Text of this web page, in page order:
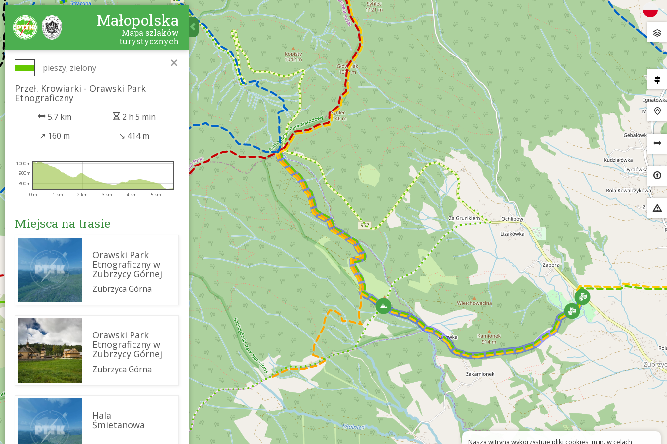
Małopolska
Mapa szlaków
turystycznych
×
pieszy, zielony
Przeł. Krowiarki - Orawski Park
Etnograficzny
5.7 km
2 h 5 min
↗ 160 m ↘ 414 m
0 m 1 km 2 km 3 km 4 km 5 km
800m
900m
1000m
Miejsca na trasie
Orawski Park
Etnograficzny w
Zubrzycy Górnej
Zubrzyca Górna
Orawski Park
Etnograficzny w
Zubrzycy Górnej
Zubrzyca Górna
Hala
Śmietanowa
Nasza witryna wykorzystuje pliki cookies, m.in. w celach